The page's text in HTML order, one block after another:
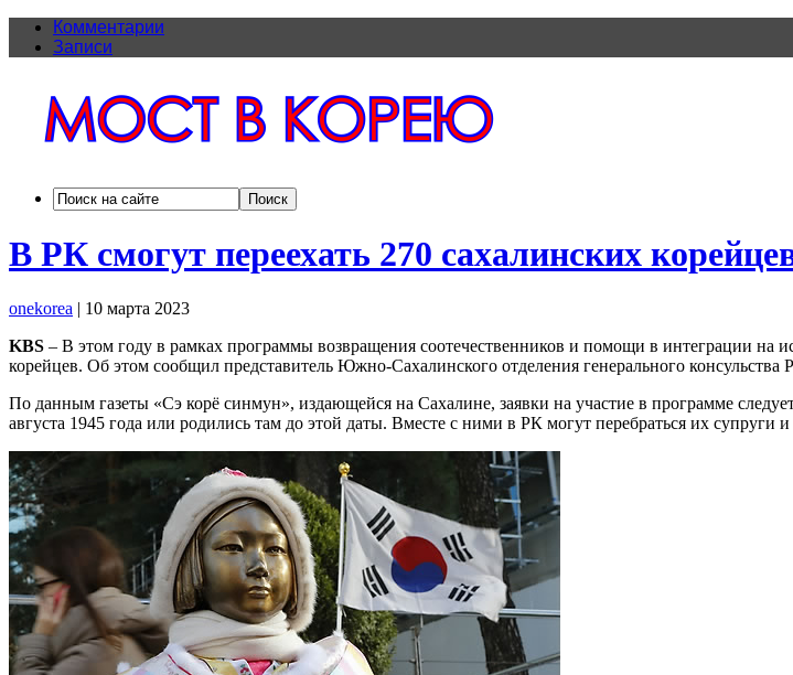
Комментарии
Записи
В РК смогут переехать 270 сахалинских
onekorea | 10 марта 2023
KBS – В этом году в рамках программы возвращения соотечественников и помощи в интеграции на
корейцев. Об этом сообщил представитель Южно-Сахалинского отделения генерального
По данным газеты «Сэ корё синмун», издающейся на Сахалине, заявки на участие в программе
августа 1945 года или родились там до этой даты. Вместе с ними в РК могут перебраться их супруги